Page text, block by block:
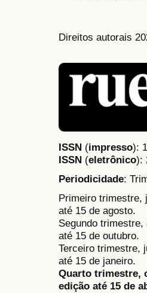
Direitos autorais
ISSN (impresso):
ISSN (eletrônico):
Periodicidade:
Primeiro trimestre,
até 15 de agosto.
Segundo
até 15 de outubro.
Terceiro trimestre,
até 15 de janeiro.
Quarto trimestre,
edição até 15 de